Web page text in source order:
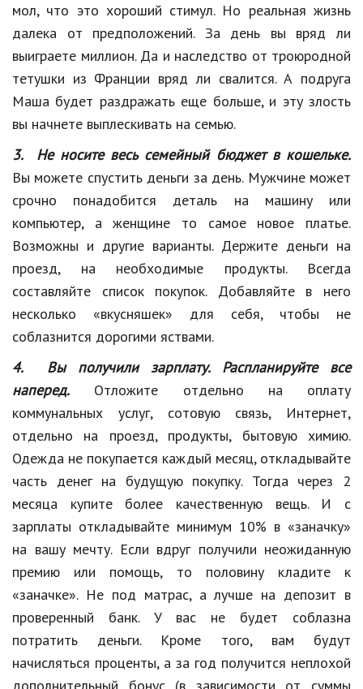
Образование
Наука и технологии
мол, что это хороший стимул. Но реальная жизнь
далека от предположений. За день вы вряд ли
выиграете миллион. Да и наследство от троюродной
тетушки из Франции вряд ли свалится. А подруга
Маша будет раздражать еще больше, и эту злость
вы начнете выплескивать на семью.
3. Не носите весь семейный бюджет в кошельке.
Вы можете спустить деньги за день. Мужчине может
срочно понадобится деталь на машину или
компьютер, а женщине то самое новое платье.
Возможны и другие варианты. Держите деньги на
проезд, на необходимые продукты. Всегда
составляйте список покупок. Добавляйте в него
несколько «вкусняшек» для себя, чтобы не
соблазнится дорогими яствами.
4. Вы получили зарплату. Распланируйте все
наперед. Отложите отдельно на оплату
коммунальных услуг, сотовую связь, Интернет,
отдельно на проезд, продукты, бытовую химию.
Одежда не покупается каждый месяц, откладывайте
часть денег на будущую покупку. Тогда через 2
месяца купите более качественную вещь. И с
зарплаты откладывайте минимум 10% в «заначку»
на вашу мечту. Если вдруг получили неожиданную
премию или помощь, то половину кладите к
«заначке». Не под матрас, а лучше на депозит в
проверенный банк. У вас не будет соблазна
потратить деньги. Кроме того, вам будут
начисляться проценты, а за год получится неплохой